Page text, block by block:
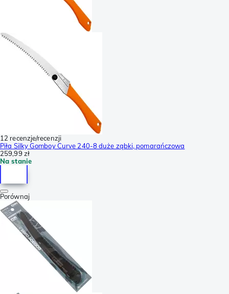
12 recenzje/recenzji
Piła Silky Gomboy Curve 240-8 duże ząbki, pomarańczowa
259,99 zł
Na stanie
Porównaj